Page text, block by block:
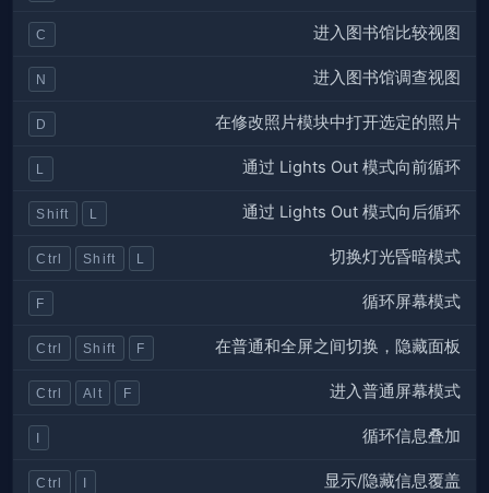
C 进入图书馆比较视图
N 进入图书馆调查视图
D 在修改照片模块中打开选定的照片
L 通过 Lights Out 模式向前循环
Shift L 通过 Lights Out 模式向后循环
Ctrl Shift L 切换灯光昏暗模式
F 循环屏幕模式
Ctrl Shift F 在普通和全屏之间切换，隐藏面板
Ctrl Alt F 进入普通屏幕模式
I 循环信息叠加
Ctrl I 显示/隐藏信息覆盖